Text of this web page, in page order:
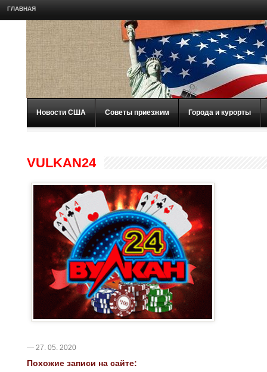
ГЛАВНАЯ
Новости США Советы приезжим Города и курорты
VULKAN24
— 27. 05. 2020
Похожие записи на сайте: